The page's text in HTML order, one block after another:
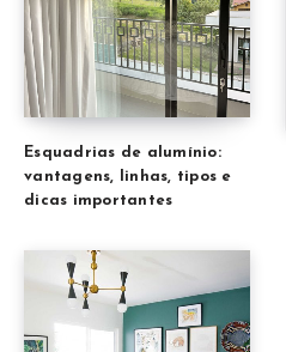
Esquadrias de alumínio:
vantagens, linhas, tipos e
dicas importantes